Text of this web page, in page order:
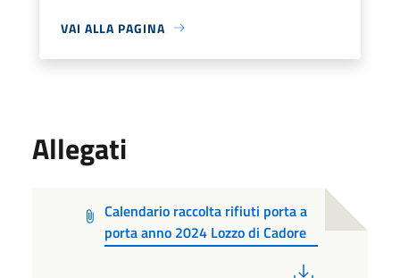
VAI ALLA PAGINA
Allegati
Calendario raccolta rifiuti porta a
porta anno 2024 Lozzo di Cadore